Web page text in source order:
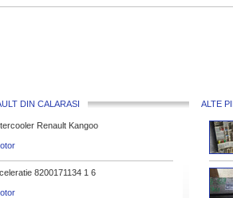
DIN CALARASI
Renault Kangoo
8200171134 1 6
Megane 2
ALTE